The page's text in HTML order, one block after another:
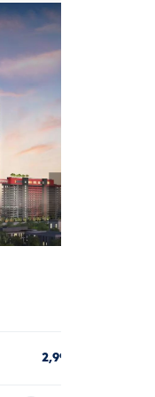
2,990,000